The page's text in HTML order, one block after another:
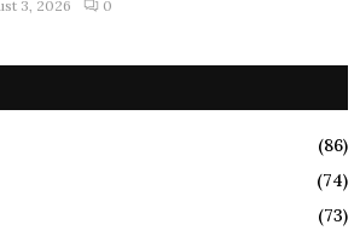
3, 2026 0
(86)
(74)
(73)